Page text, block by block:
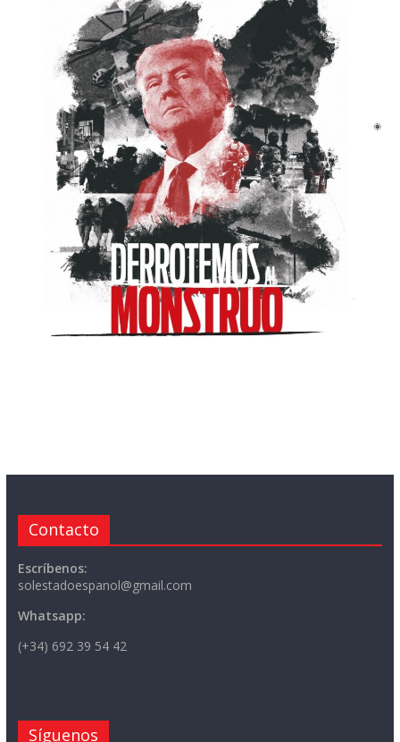
Contacto
Escríbenos:
solestadoespanol@gmail.com
Whatsapp:
(+34) 692 39 54 42
Síguenos